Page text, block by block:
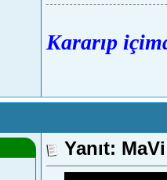
Kararıp
Yanıt: